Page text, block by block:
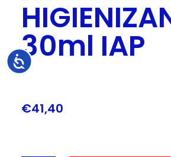
Accesibilidad
30ml IAP
€41,40